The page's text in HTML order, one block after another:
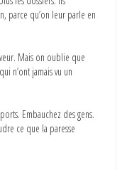
parce qu’on leur parle en
Mais on oublie que
n’ont jamais vu un
Embauchez des gens.
ce que la paresse